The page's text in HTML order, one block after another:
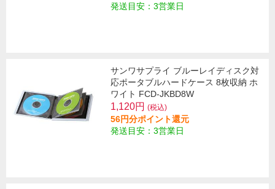
発送目安：3営業日
サンワサプライ ブルーレイディスク対
応ポータブルハードケース 8枚収納 ホ
ワイト FCD-JKBD8W
1,120円 (税込)
56円分ポイント還元
発送目安：3営業日